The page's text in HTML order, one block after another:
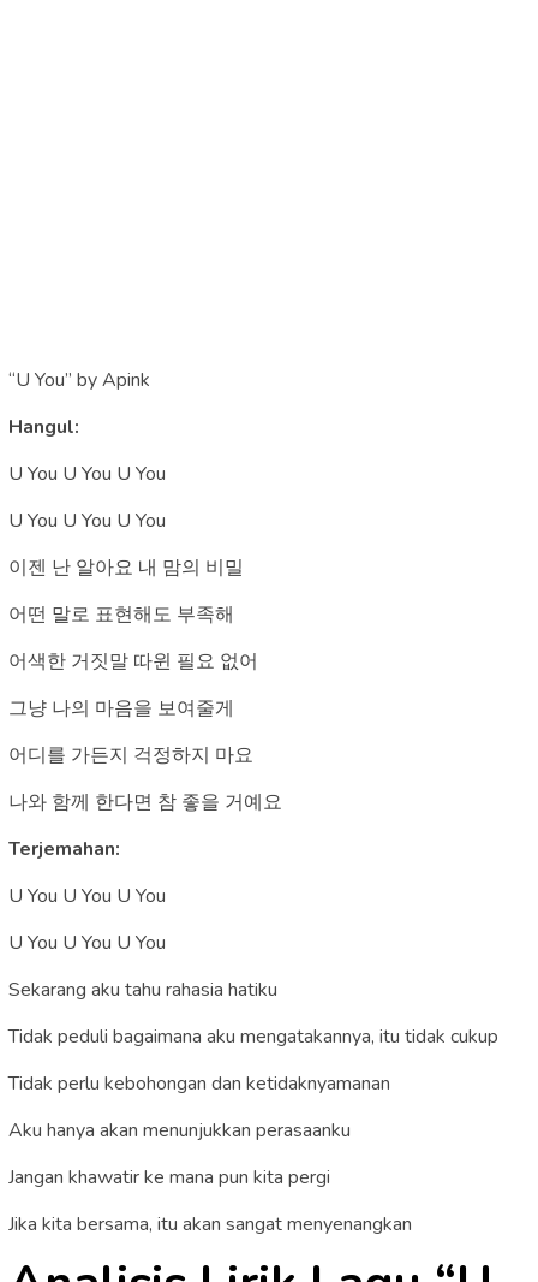
“U You” by Apink
Hangul:
U You U You U You
U You U You U You
이젠 난 알아요 내 맘의 비밀
어떤 말로 표현해도 부족해
어색한 거짓말 따윈 필요 없어
그냥 나의 마음을 보여줄게
어디를 가든지 걱정하지 마요
나와 함께 한다면 참 좋을 거예요
Terjemahan:
U You U You U You
U You U You U You
Sekarang aku tahu rahasia hatiku
Tidak peduli bagaimana aku mengatakannya, itu tidak cukup
Tidak perlu kebohongan dan ketidaknyamanan
Aku hanya akan menunjukkan perasaanku
Jangan khawatir ke mana pun kita pergi
Jika kita bersama, itu akan sangat menyenangkan